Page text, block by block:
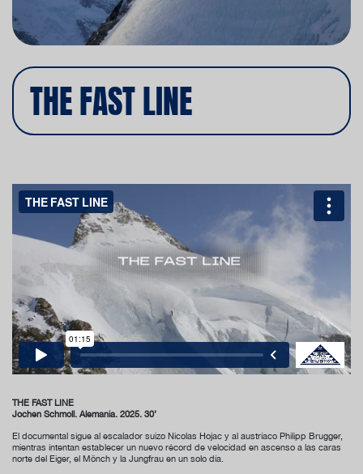
THE FAST LINE
THE FAST LINE
Jochen Schmoll. Alemania. 2025. 30’
El documental sigue al escalador suizo Nicolas Hojac y al austríaco Philipp Brugger,
mientras intentan establecer un nuevo récord de velocidad en ascenso a las caras
norte del Eiger, el Mönch y la Jungfrau en un solo día.